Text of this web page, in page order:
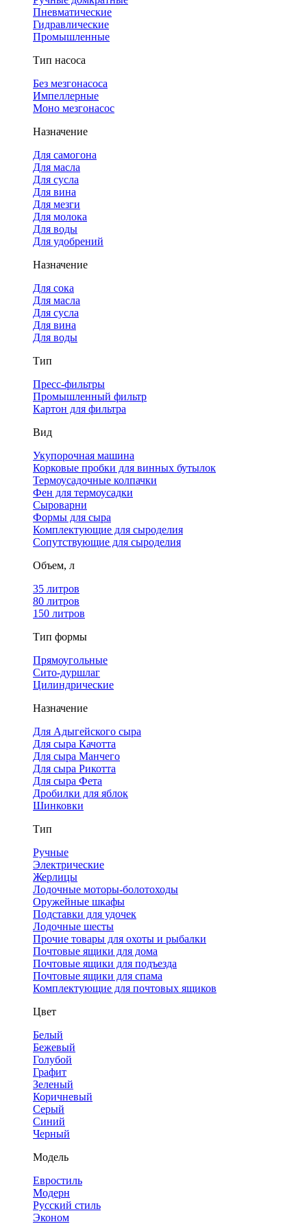
Пневматические
Гидравлические
Промышленные
Тип насоса
Без мезгонасоса
Импеллерные
Моно мезгонасос
Назначение
Для самогона
Для масла
Для сусла
Для вина
Для мезги
Для молока
Для воды
Для удобрений
Назначение
Для сока
Для масла
Для сусла
Для вина
Для воды
Тип
Пресс-фильтры
Промышленный фильтр
Картон для фильтра
Вид
Укупорочная машина
Корковые пробки для винных бутылок
Термоусадочные колпачки
Фен для термоусадки
Сыроварни
Формы для сыра
Комплектующие для сыроделия
Сопутствующие для сыроделия
Объем, л
35 литров
80 литров
150 литров
Тип формы
Прямоугольные
Сито-дуршлаг
Цилиндрические
Назначение
Для Адыгейского сыра
Для сыра Качотта
Для сыра Манчего
Для сыра Рикотта
Для сыра Фета
Дробилки для яблок
Шинковки
Тип
Ручные
Электрические
Жерлицы
Лодочные моторы-болотоходы
Оружейные шкафы
Подставки для удочек
Лодочные шесты
Прочие товары для охоты и рыбалки
Почтовые ящики для дома
Почтовые ящики для подъезда
Почтовые ящики для спама
Комплектующие для почтовых ящиков
Цвет
Белый
Бежевый
Голубой
Графит
Зеленый
Коричневый
Серый
Синий
Черный
Модель
Евростиль
Модерн
Русский стиль
Эконом